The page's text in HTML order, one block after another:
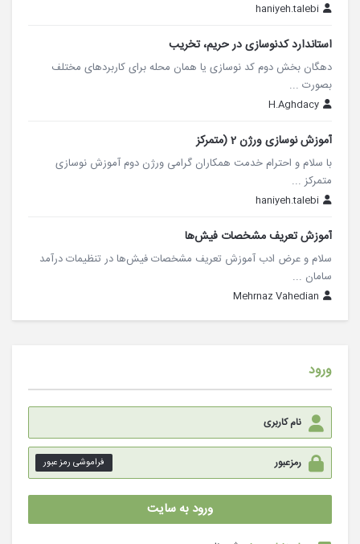
haniyeh.talebi
استاندارد کدنوسازی در حریم، تخریب
دهگان بخش دوم کد نوسازی یا همان محله برای کاربردهای مختلف
بصورت ...
H.Aghdacy
آموزش نوسازی ورژن 2 (متمرکز
با سلام و احترام خدمت همکاران گرامی ورژن دوم آموزش نوسازی
متمرکز ...
haniyeh.talebi
آموزش تعریف مشخصات فیش‌ها
سلام و عرض ادب آموزش تعریف مشخصات فیش‌ها در تنظیمات درآمد
سامان ...
Mehrnaz Vahedian
ورود
فراموشی رمز عبور